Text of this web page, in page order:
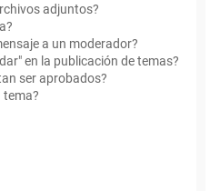
adjuntos?
a un moderador?
en la publicación de temas?
ser aprobados?
tema?